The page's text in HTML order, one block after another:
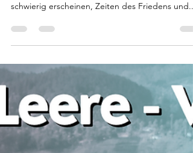
innerem Frieden
Angesichts des hektischen Charakters der